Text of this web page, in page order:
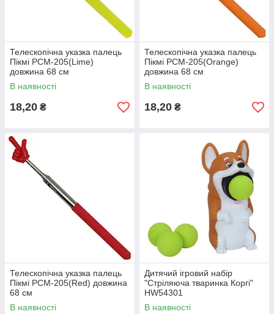
Телескопічна указка палець
Пікмі PCM-205(Lime)
довжина 68 см
В наявності
18,20 ₴
Телескопічна указка палець
Пікмі PCM-205(Orange)
довжина 68 см
В наявності
18,20 ₴
Телескопічна указка палець
Пікмі PCM-205(Red) довжина
68 см
В наявності
Дитячий ігровий набір
"Стріляюча тваринка Коргі"
HW54301
В наявності